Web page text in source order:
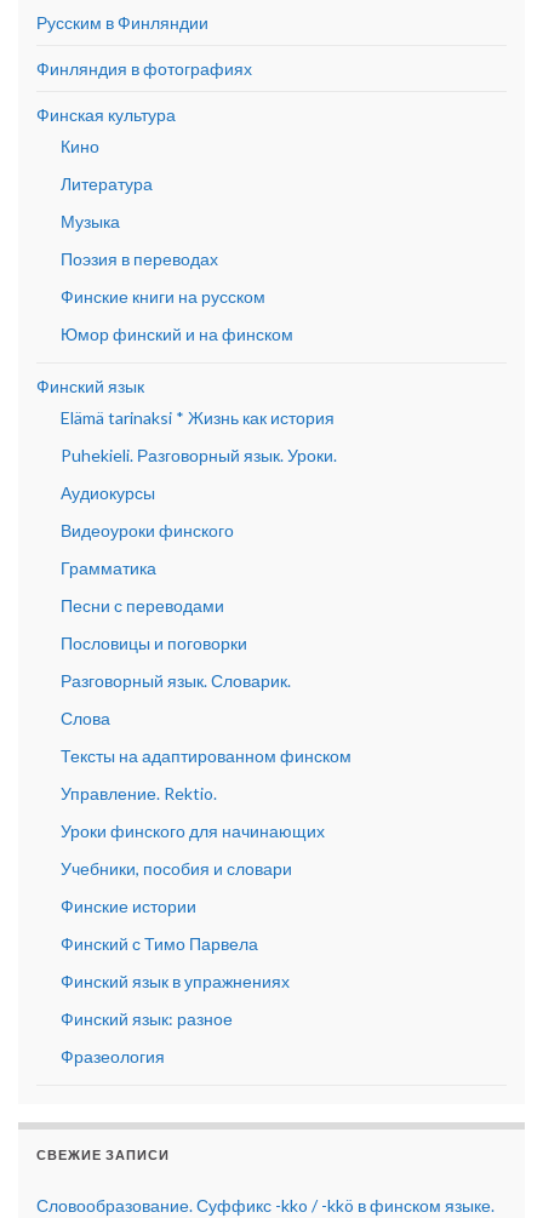
Русским в Финляндии
Финляндия в фотографиях
Финская культура
Кино
Литература
Музыка
Поэзия в переводах
Финские книги на русском
Юмор финский и на финском
Финский язык
Elämä tarinaksi * Жизнь как история
Puhekieli. Разговорный язык. Уроки.
Аудиокурсы
Видеоуроки финского
Грамматика
Песни с переводами
Пословицы и поговорки
Разговорный язык. Словарик.
Слова
Тексты на адаптированном финском
Управление. Rektio.
Уроки финского для начинающих
Учебники, пособия и словари
Финские истории
Финский с Тимо Парвела
Финский язык в упражнениях
Финский язык: разное
Фразеология
СВЕЖИЕ ЗАПИСИ
Словообразование. Суффикс -kko / -kkö в финском языке.